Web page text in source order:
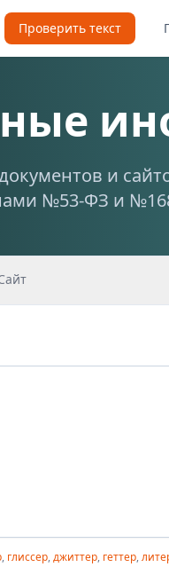
Проверить текст
и
№53-ФЗ и
, глиссер,джиттер, геттер,